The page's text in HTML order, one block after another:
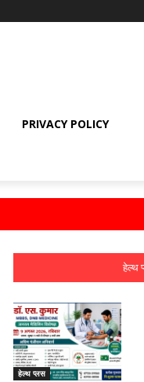
PRIVACY POLICY
हेल्थ
हेल्थ प्लस